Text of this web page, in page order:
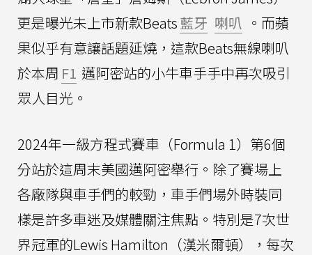
更是曝光未上市新款Beats藍牙 喇叭 。而蘋
果似乎有意讓話題延燒，這款Beats無線喇叭
於本周 F1 邁阿密站的小牛車手手中再次吸引
眾人目光。
2024年一級方程式賽車（Formula 1）第6個
分站於這周末美國邁阿密舉行。除了賽場上
各廠隊與車手們的較勁，車手們場外時裝同
樣是許多車迷及媒體關注焦點。特別是7次世
界冠軍的Lewis Hamilton（漢米爾頓），每次